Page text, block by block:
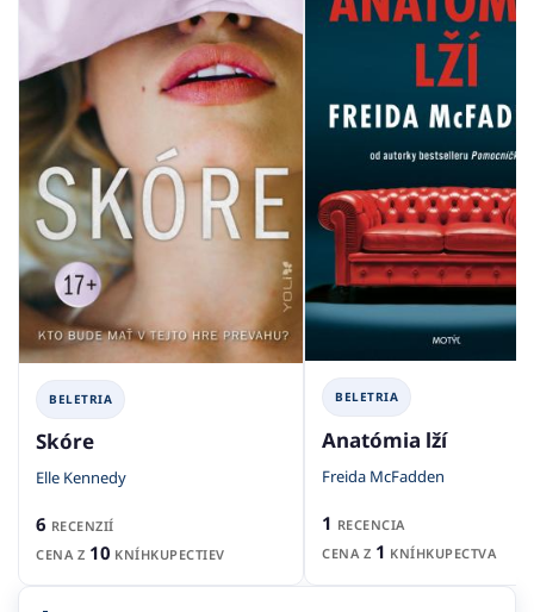
BELETRIA
Skóre
Elle Kennedy
6 RECENZIÍ
CENA Z 10 KNÍHKUPECTIEV
BELETRIA
Anatómia lží
Freida McFadden
1 RECENCIA
CENA Z 1 KNÍHKUPECTVA